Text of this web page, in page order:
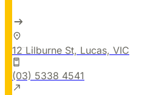
12 Lilburne St, Lucas, VIC
(03) 5338 4541